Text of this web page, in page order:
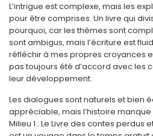
L’intrigue est complexe, mais les
pour être comprises. Un livre qui
pourquoi, car les thèmes sont
sont ambigus, mais l’écriture est
réfléchir à mes propres croyances
pas toujours été d’accord avec les
leur développement.
Les dialogues sont naturels et bien
appréciable, mais l’histoire
Milieu 1 : Le Livre des contes perdus